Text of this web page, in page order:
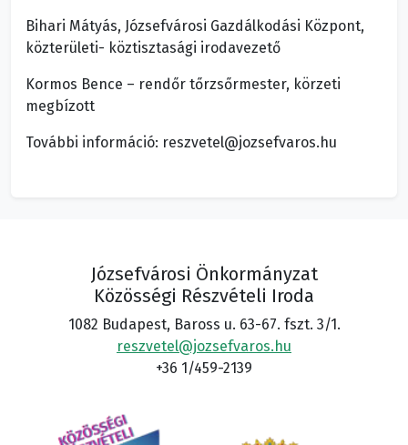
Bihari Mátyás, Józsefvárosi Gazdálkodási Központ,
közterületi- köztisztasági irodavezető
Kormos Bence – rendőr tőrzsőrmester, körzeti
megbízott
További információ: reszvetel@jozsefvaros.hu
Józsefvárosi Önkormányzat
Közösségi Részvételi Iroda
1082 Budapest, Baross u. 63-67. fszt. 3/1.
reszvetel@jozsefvaros.hu
+36 1/459-2139